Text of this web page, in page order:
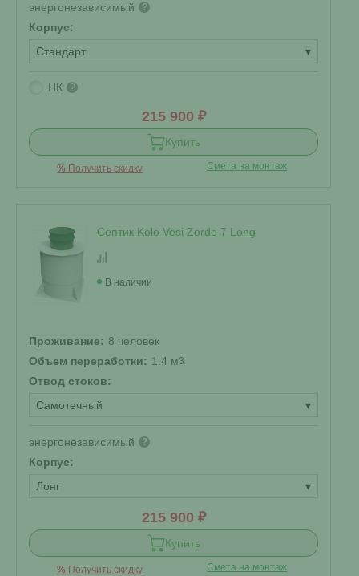
энергонезависимый ?
Корпус:
Стандарт
▾
НК ?
215 900 ₽
Купить
% Получить скидку Смета на монтаж
Септик Kolo Vesi Zorde 7 Long
В наличии
Проживание: 8 человек
Объем переработки: 1.4 м3
Отвод стоков:
Самотечный
▾
энергонезависимый ?
Корпус:
Лонг
▾
215 900 ₽
Купить
% Получить скидку Смета на монтаж